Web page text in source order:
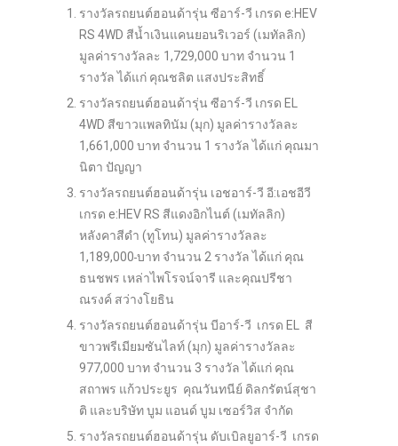
รางวัลรถยนต์ฮอนด้ารุ่น ซีอาร์-วี เกรด e:HEV
RS 4WD สีน้ำเงินแคนยอนริเวอร์ (เมทัลลิก)
มูลค่ารางวัลละ 1,729,000 บาท จำนวน 1
รางวัล ได้แก่ คุณชลิต แสงประสิทธิ์
รางวัลรถยนต์ฮอนด้ารุ่น ซีอาร์-วี เกรด EL
4WD สีขาวแพลทินัม (มุก) มูลค่ารางวัลละ
1,661,000 บาท จำนวน 1 รางวัล ได้แก่ คุณมา
นิตา ปัญญา
รางวัลรถยนต์ฮอนด้ารุ่น เอชอาร์-วี อี:เอชอีวี
เกรด e:HEV RS สีแดงอิกไนต์ (เมทัลลิก)
หลังคาสีดำ (ทูโทน) มูลค่ารางวัลละ
1,189,000 บาท จำนวน 2 รางวัล ได้แก่ คุณ
ธนชพร เหล่าไพโรจน์จารี และคุณปรีชา
ณรงค์ สว่างโยธิน
รางวัลรถยนต์ฮอนด้ารุ่น บีอาร์-วี เกรด EL สี
ขาวพรีเมียมซันไลท์ (มุก) มูลค่ารางวัลละ
977,000 บาท จำนวน 3 รางวัล ได้แก่ คุณ
สถาพร แก้วประยูร คุณวันทนีย์ ดิลกรัตน์สุชา
ติ และบริษัท บูม แอนด์ บูม เซอร์วิส จำกัด
รางวัลรถยนต์ฮอนด้ารุ่น ดับเบิลยูอาร์-วี เกรด